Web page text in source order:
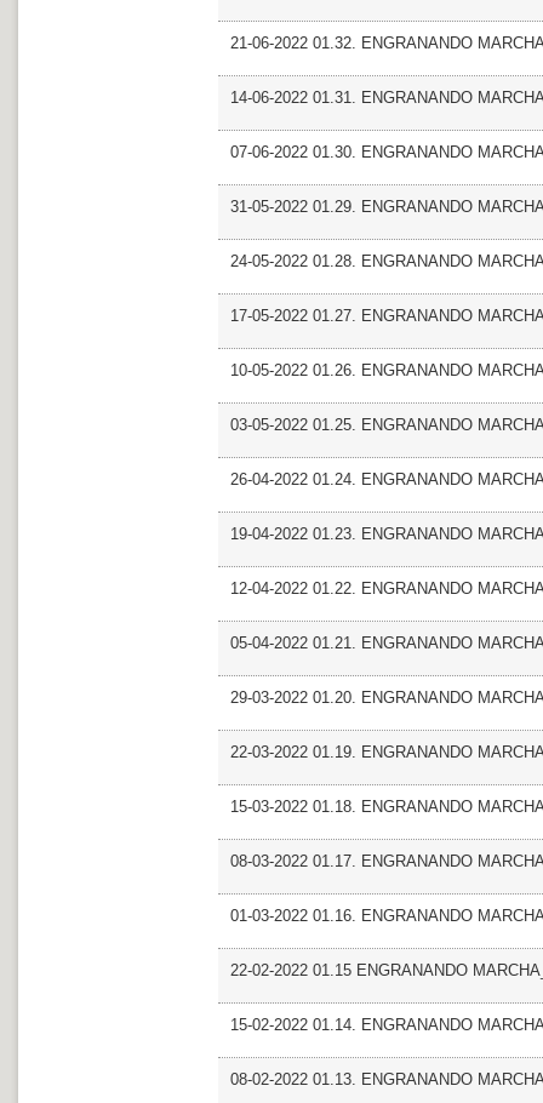
21-06-2022 01.32. ENGRANANDO
14-06-2022 01.31. ENGRANANDO
07-06-2022 01.30. ENGRANANDO
31-05-2022 01.29. ENGRANANDO
24-05-2022 01.28. ENGRANANDO
17-05-2022 01.27. ENGRANANDO
10-05-2022 01.26. ENGRANANDO
03-05-2022 01.25. ENGRANANDO
26-04-2022 01.24. ENGRANANDO
19-04-2022 01.23. ENGRANANDO
12-04-2022 01.22. ENGRANANDO
05-04-2022 01.21. ENGRANANDO
29-03-2022 01.20. ENGRANANDO
22-03-2022 01.19. ENGRANANDO
15-03-2022 01.18. ENGRANANDO
08-03-2022 01.17. ENGRANANDO
01-03-2022 01.16. ENGRANANDO
22-02-2022 01.15 ENGRANANDO
15-02-2022 01.14. ENGRANANDO
08-02-2022 01.13. ENGRANANDO